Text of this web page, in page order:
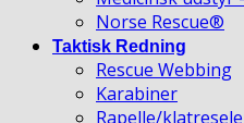
Norse Rescue®
Taktisk Redning
Rescue Webbing
Karabiner
Rapelle/